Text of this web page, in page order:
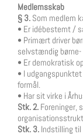
Medlemsskab
§ 3. Som medlem
• Er idébestemt /
• Primært driver
selvstændig børne-
• Er demokratisk
• I
formål.
• Har sit virke i
Stk. 2. Foreninger,
Stk. 3. Indstilling til